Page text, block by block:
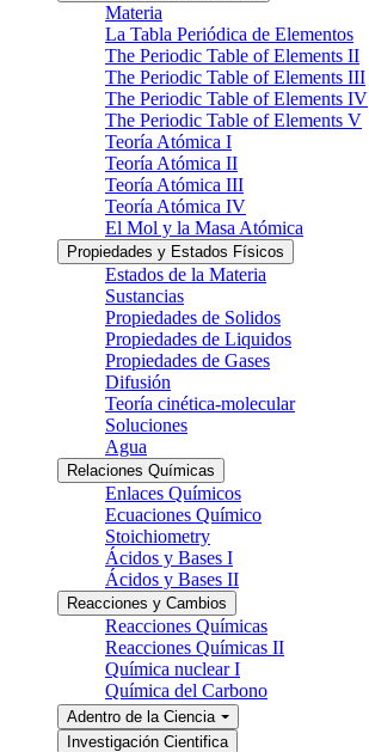
Materia
La Tabla Periódica de Elementos
The Periodic Table of Elements II
The Periodic Table of Elements III
The Periodic Table of Elements IV
The Periodic Table of Elements V
Teoría Atómica I
Teoría Atómica II
Teoría Atómica III
Teoría Atómica IV
El Mol y la Masa Atómica
Propiedades y Estados Físicos
Estados de la Materia
Sustancias
Propiedades de Solidos
Propiedades de Liquidos
Propiedades de Gases
Difusión
Teoría cinética-molecular
Soluciones
Agua
Relaciones Químicas
Enlaces Químicos
Ecuaciones Químico
Stoichiometry
Ácidos y Bases I
Ácidos y Bases II
Reacciones y Cambios
Reacciones Químicas
Reacciones Químicas II
Química nuclear I
Química del Carbono
Adentro de la Ciencia
Investigación Cientifica